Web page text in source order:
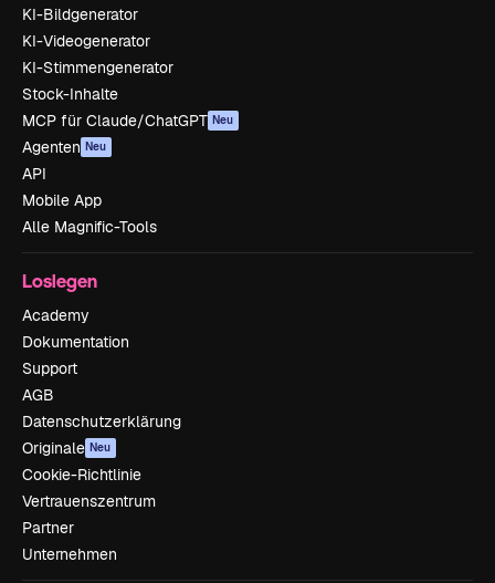
KI-Bildgenerator
KI-Videogenerator
KI-Stimmengenerator
Stock-Inhalte
MCP für Claude/ChatGPT Neu
Agenten Neu
API
Mobile App
Alle Magnific-Tools
Loslegen
Academy
Dokumentation
Support
AGB
Datenschutzerklärung
Originale Neu
Cookie-Richtlinie
Vertrauenszentrum
Partner
Unternehmen